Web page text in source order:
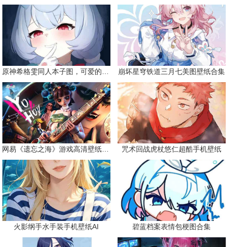
崩坏星穹铁道三月七美图壁纸合集
咒术回战虎杖悠仁超酷手机壁纸
火影纲手水手装手机壁纸AI 碧蓝档案表情包梗图合集